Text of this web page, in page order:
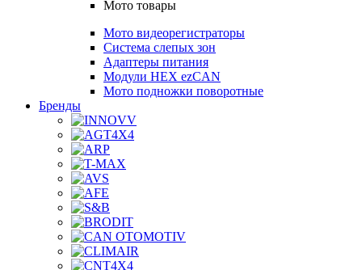
Мото товары
Мото видеорегистраторы
Система слепых зон
Адаптеры питания
Модули HEX ezCAN
Мото подножки поворотные
Бренды